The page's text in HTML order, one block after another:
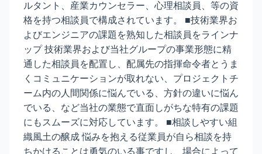
ルタント、産業カウンセラー、心理相談員、等の資
格を持つ相談員で構成されています。 ■技術業界お
よびエンジニアの課題を熟知した相談員をラインナ
ップ 技術業界および当社グループの事業形態に精
通した相談員を配置し、配属先の指揮命令者とうま
くコミュニケーションが取れない、プロジェクトチ
ーム内の人間関係に悩んでいる、方針の違いに悩ん
でいる、など当社の業態で直面しがちな特有の課題
にもスムーズに対応しています。 ■相談しやすい組
織風土の醸成 悩みを抱える従業員が自ら相談を持
ちかけることは勇気のいる事ですし、場合によって